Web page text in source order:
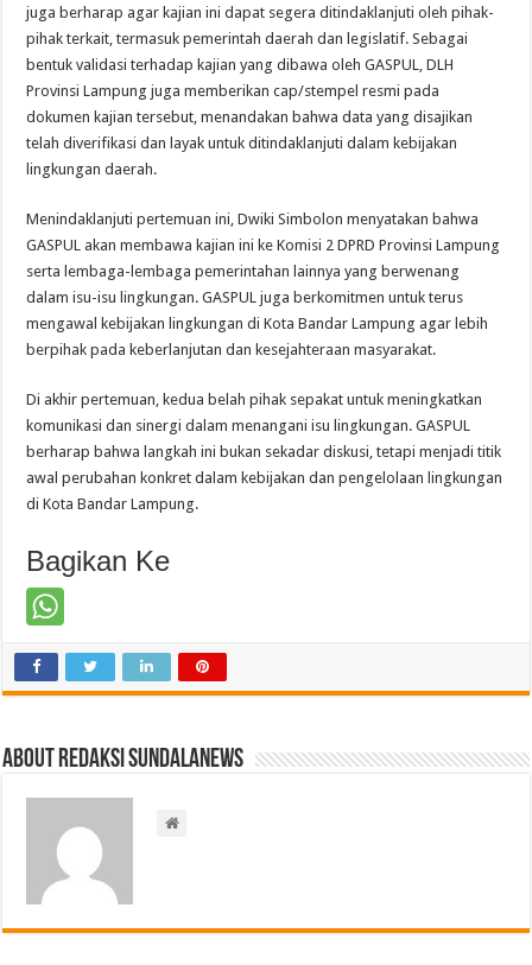
juga berharap agar kajian ini dapat segera ditindaklanjuti oleh pihak-
pihak terkait, termasuk pemerintah daerah dan legislatif. Sebagai
bentuk validasi terhadap kajian yang dibawa oleh GASPUL, DLH
Provinsi Lampung juga memberikan cap/stempel resmi pada
dokumen kajian tersebut, menandakan bahwa data yang disajikan
telah diverifikasi dan layak untuk ditindaklanjuti dalam kebijakan
lingkungan daerah.
Menindaklanjuti pertemuan ini, Dwiki Simbolon menyatakan bahwa
GASPUL akan membawa kajian ini ke Komisi 2 DPRD Provinsi Lampung
serta lembaga-lembaga pemerintahan lainnya yang berwenang
dalam isu-isu lingkungan. GASPUL juga berkomitmen untuk terus
mengawal kebijakan lingkungan di Kota Bandar Lampung agar lebih
berpihak pada keberlanjutan dan kesejahteraan masyarakat.
Di akhir pertemuan, kedua belah pihak sepakat untuk meningkatkan
komunikasi dan sinergi dalam menangani isu lingkungan. GASPUL
berharap bahwa langkah ini bukan sekadar diskusi, tetapi menjadi titik
awal perubahan konkret dalam kebijakan dan pengelolaan lingkungan
di Kota Bandar Lampung.
Bagikan Ke
About Redaksi Sundalanews